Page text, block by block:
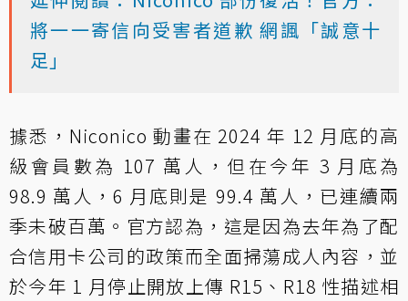
將一一寄信向受害者道歉 網諷「誠意十
足」
據悉，Niconico 動畫在 2024 年 12 月底的高
級會員數為 107 萬人，但在今年 3 月底為
98.9 萬人，6 月底則是 99.4 萬人，已連續兩
季未破百萬。官方認為，這是因為去年為了配
合信用卡公司的政策而全面掃蕩成人內容，並
於今年 1 月停止開放上傳 R15、R18 性描述相